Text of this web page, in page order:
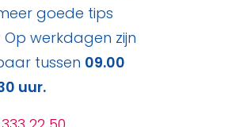
goede tips
werkdagen zijn
tussen 09.00
uur.